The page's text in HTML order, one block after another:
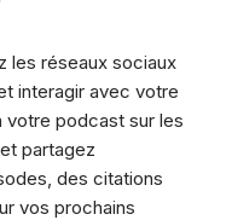
les réseaux sociaux
interagir avec votre
votre podcast sur les
partagez
des citations
vos prochains